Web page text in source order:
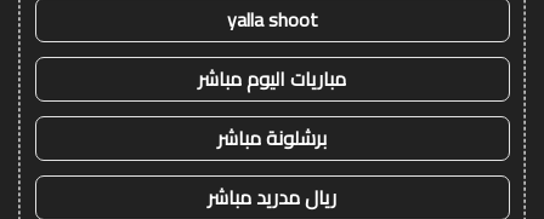
yalla shoot
مباريات اليوم مباشر
برشلونة مباشر
ريال مدريد مباشر